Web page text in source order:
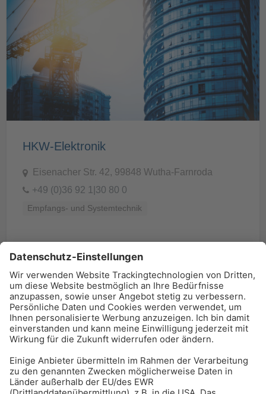
HKW-Elektronik
Eisenacher Str. 42, 99848 Wutha-Farnroda
+49 (0)36 92 1|30 80 0
Empfangs- und Systemtechnik
BAU-Index Newsletter
Erhalten Sie regelmäßig Benachrichtigungen zu den
Zur Anmeldung